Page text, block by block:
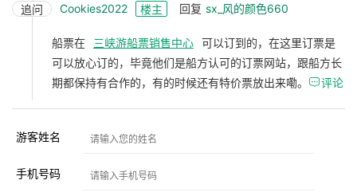
追问 Cookies2022 楼主 回复 sx_风的颜色660
船票在 三峡游船票销售中心 可以订到的，在这里订票是
可以放心订的，毕竟他们是船方认可的订票网站，跟船方长
期都保持有合作的，有的时候还有特价票放出来嘞。 评论
游客姓名
手机号码